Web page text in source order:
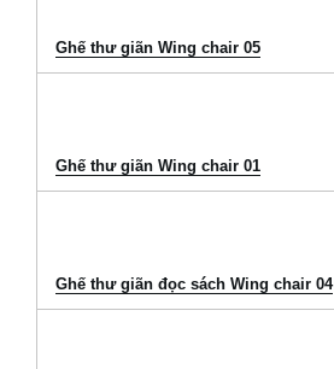
Ghế thư giãn Wing chair 05
Ghế thư giãn Wing chair 01
Ghế thư giãn đọc sách Wing chair 04